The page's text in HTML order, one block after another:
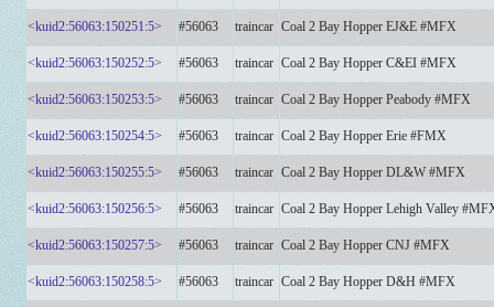
<kuid2:56063:150251:5> #56063 traincar Coal 2 Bay Hopper EJ&E #MFX
<kuid2:56063:150252:5> #56063 traincar Coal 2 Bay Hopper C&EI #MFX
<kuid2:56063:150253:5> #56063 traincar Coal 2 Bay Hopper Peabody #MFX
<kuid2:56063:150254:5> #56063 traincar Coal 2 Bay Hopper Erie #FMX
<kuid2:56063:150255:5> #56063 traincar Coal 2 Bay Hopper DL&W #MFX
<kuid2:56063:150256:5> #56063 traincar Coal 2 Bay Hopper Lehigh Valley
<kuid2:56063:150257:5> #56063 traincar Coal 2 Bay Hopper CNJ #MFX
<kuid2:56063:150258:5> #56063 traincar Coal 2 Bay Hopper D&H #MFX